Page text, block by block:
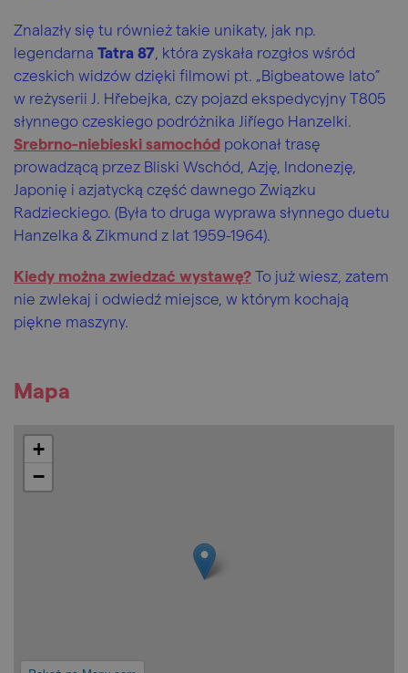
Znalazły się tu również takie unikaty, jak np.
legendarna Tatra 87 , która zyskała rozgłos wśród
czeskich widzów dzięki filmowi pt. „Bigbeatowe lato”
w reżyserii J. Hřebejka, czy pojazd ekspedycyjny T805
słynnego czeskiego podróżnika Jiříego Hanzelki.
Srebrno-niebieski samochód pokonał trasę
prowadzącą przez Bliski Wschód, Azję, Indonezję,
Japonię i azjatycką część dawnego Związku
Radzieckiego. (Była to druga wyprawa słynnego duetu
Hanzelka & Zikmund z lat 1959-1964).
Kiedy można zwiedzać wystawę? To już wiesz, zatem
nie zwlekaj i odwiedź miejsce, w którym kochają
piękne maszyny.
Mapa
+
−